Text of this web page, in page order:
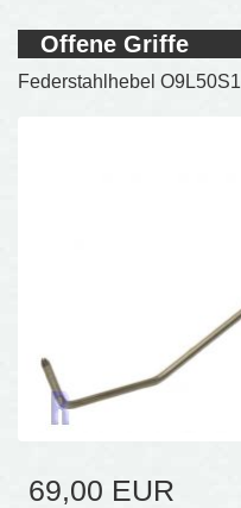
Federstahlhebel
69,00 EUR